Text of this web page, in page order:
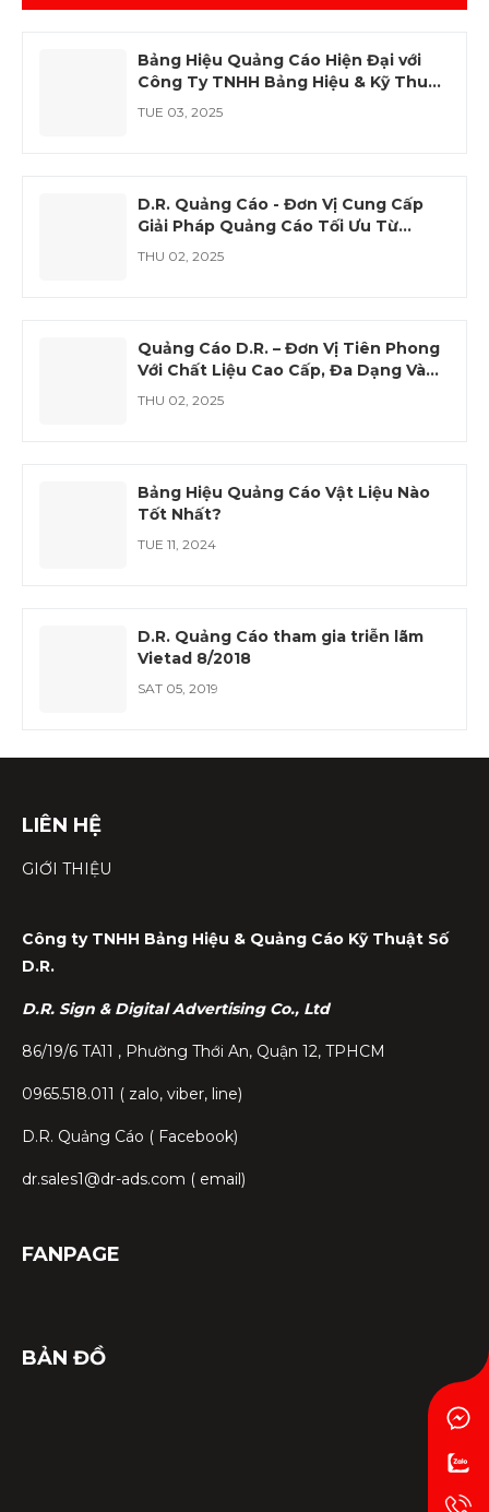
THU 02, 2025
Bảng Hiệu Quảng Cáo Hiện Đại với
Công Ty TNHH Bảng Hiệu & Kỹ Thuật
Số D.R.
TUE 03, 2025
D.R. Quảng Cáo - Đơn Vị Cung Cấp
Giải Pháp Quảng Cáo Tối Ưu Từ
Acrylic và PVC
THU 02, 2025
Quảng Cáo D.R. – Đơn Vị Tiên Phong
Với Chất Liệu Cao Cấp, Đa Dạng Và
Hiện Đại
THU 02, 2025
Bảng Hiệu Quảng Cáo Vật Liệu Nào
Tốt Nhất?
TUE 11, 2024
D.R. Quảng Cáo tham gia triễn lãm
Vietad 8/2018
SAT 05, 2019
LIÊN HỆ
GIỚI THIỆU
Công ty TNHH Bảng Hiệu & Quảng Cáo Kỹ Thuật Số
D.R.
D.R. Sign & Digital Advertising Co., Ltd
86/19/6 TA11 , Phường Thới An, Quận 12, TPHCM
0965.518.011 ( zalo, viber, line)
D.R. Quảng Cáo ( Facebook)
dr.sales1@dr-ads.com ( email)
FANPAGE
BẢN ĐỒ